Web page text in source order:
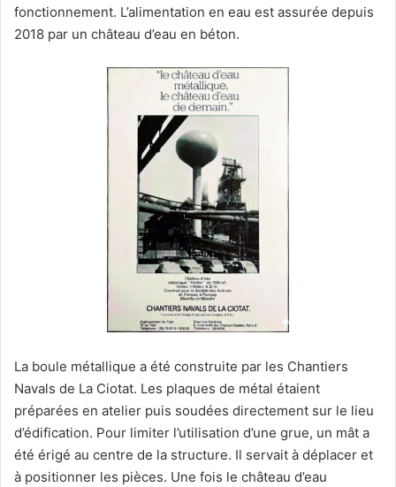
u
r
l
fonctionnement. L’alimentation en eau est assurée depuis
2018 par un château d’eau en béton.
La boule métallique a été construite par les Chantiers
Navals de La Ciotat. Les plaques de métal étaient
préparées en atelier puis soudées directement sur le lieu
d’édification. Pour limiter l’utilisation d’une grue, un mât a
été érigé au centre de la structure. Il servait à déplacer et
à positionner les pièces. Une fois le château d’eau